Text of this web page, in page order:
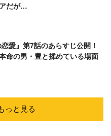
だが…
愛』第7話のあらすじ公開！
命の男・豊と揉めている場面
っと見る